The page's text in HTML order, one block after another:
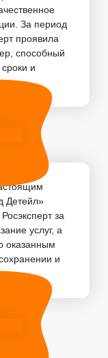
За период
проявила
способный
и
Детейл»
за
услуг, а
оказанным
и